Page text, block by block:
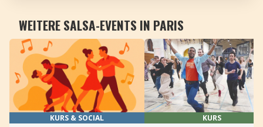
WEITERE SALSA-EVENTS IN PARIS
KURS & SOCIAL KURS